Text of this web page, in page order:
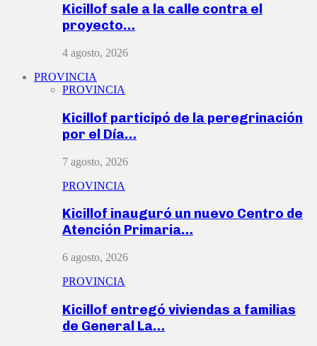
Kicillof sale a la calle contra el
proyecto…
4 agosto, 2026
PROVINCIA
PROVINCIA
Kicillof participó de la peregrinación
por el Día…
7 agosto, 2026
PROVINCIA
Kicillof inauguró un nuevo Centro de
Atención Primaria…
6 agosto, 2026
PROVINCIA
Kicillof entregó viviendas a familias
de General La…